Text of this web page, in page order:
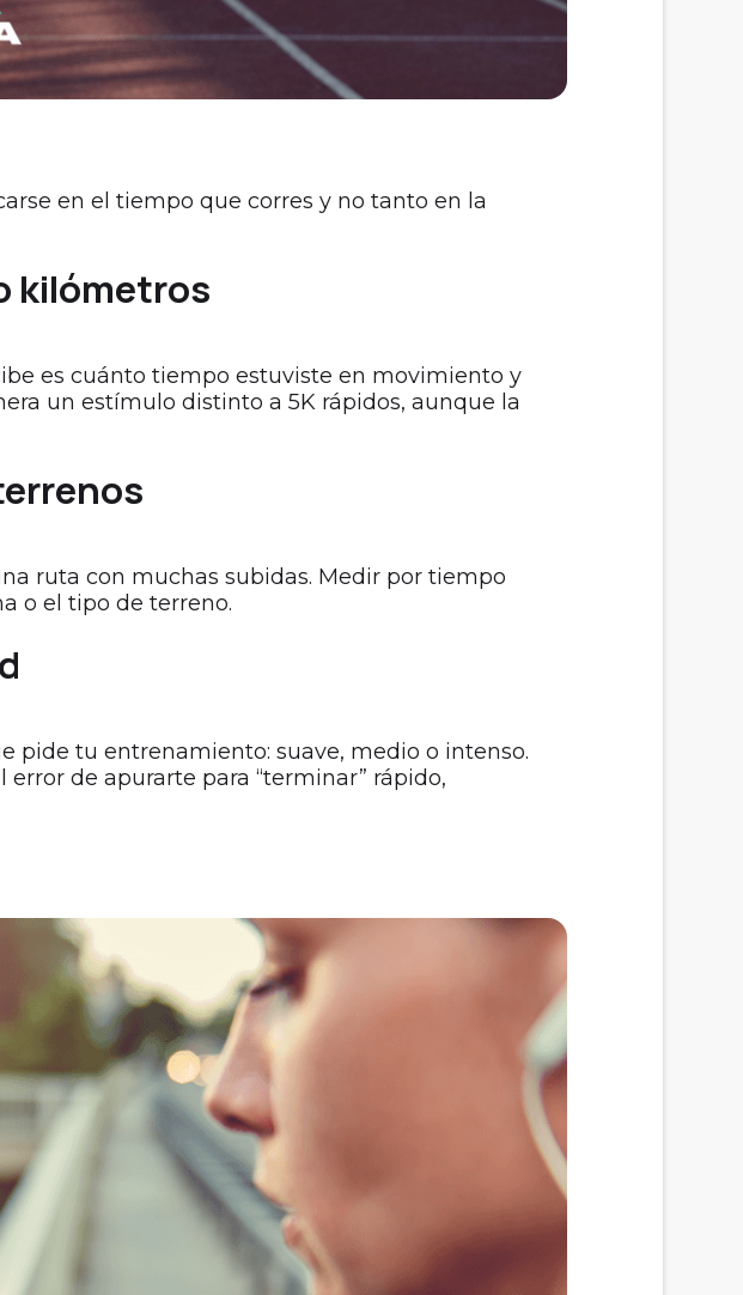
en el tiempo que corres y no tanto en la
kilómetros
es cuánto tiempo estuviste en movimiento y
un estímulo distinto a 5K rápidos, aunque la
ruta con muchas subidas. Medir por tiempo
o el tipo de terreno.
pide tu entrenamiento: suave, medio o intenso.
de apurarte para “terminar” rápido,